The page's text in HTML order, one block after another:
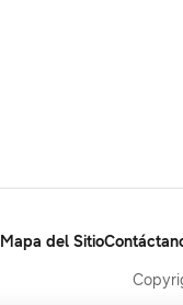
Mapa del Sitio